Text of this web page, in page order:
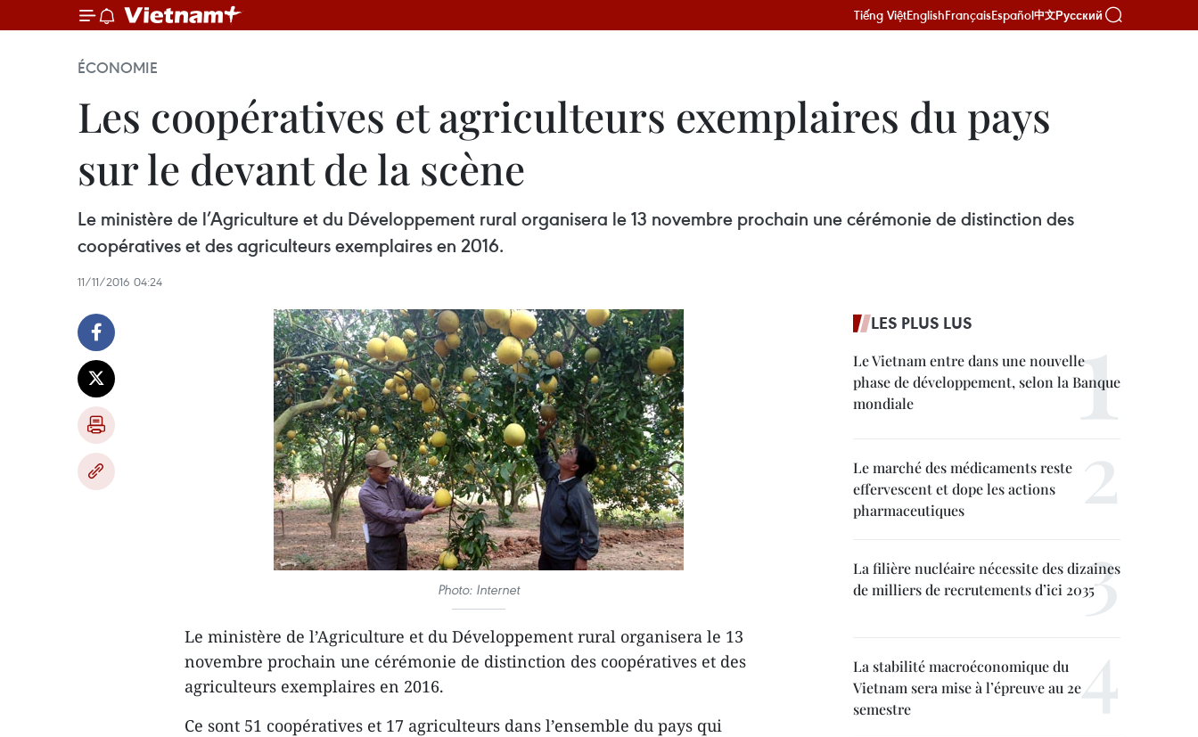
Tiếng ViệtEnglishFrançaisEspañol中文Русский
ÉCONOMIE
Les coopératives et agriculteurs exemplaires du pays
sur le devant de la scène
Le ministère de l’Agriculture et du Développement rural organisera le 13 novembre prochain une cérémonie de distinction des
coopératives et des agriculteurs exemplaires en 2016.
11/11/2016 04:24
Photo: Internet
Le ministère de l’Agriculture et du Développement rural organisera le 13
novembre prochain une cérémonie de distinction des coopératives et des
agriculteurs exemplaires en 2016.
Ce sont 51 coopératives et 17 agriculteurs dans l’ensemble du pays qui
LES PLUS LUS
Le Vietnam entre dans une nouvelle
phase de développement, selon la Banque
mondiale
Le marché des médicaments reste
effervescent et dope les actions
pharmaceutiques
La filière nucléaire nécessite des dizaines
de milliers de recrutements d’ici 2035
La stabilité macroéconomique du
Vietnam sera mise à l’épreuve au 2e
semestre